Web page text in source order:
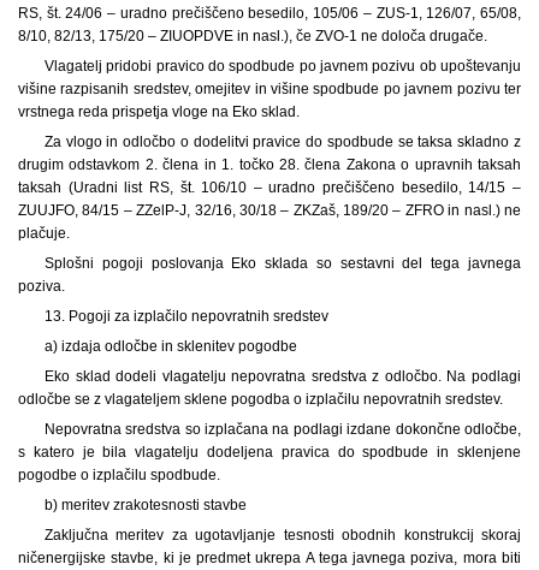
RS, št. 24/06 – uradno prečiščeno besedilo, 105/06 – ZUS-1, 126/07, 65/08,
8/10, 82/13, 175/20 – ZIUOPDVE in nasl.), če ZVO-1 ne določa drugače.
Vlagatelj pridobi pravico do spodbude po javnem pozivu ob upoštevanju
višine razpisanih sredstev, omejitev in višine spodbude po javnem pozivu ter
vrstnega reda prispetja vloge na Eko sklad.
Za vlogo in odločbo o dodelitvi pravice do spodbude se taksa skladno z
drugim odstavkom 2. člena in 1. točko 28. člena Zakona o upravnih taksah
taksah (Uradni list RS, št. 106/10 – uradno prečiščeno besedilo, 14/15 –
ZUUJFO, 84/15 – ZZelP-J, 32/16, 30/18 – ZKZaš, 189/20 – ZFRO in nasl.) ne
plačuje.
Splošni pogoji poslovanja Eko sklada so sestavni del tega javnega
poziva.
13. Pogoji za izplačilo nepovratnih sredstev
a) izdaja odločbe in sklenitev pogodbe
Eko sklad dodeli vlagatelju nepovratna sredstva z odločbo. Na podlagi
odločbe se z vlagateljem sklene pogodba o izplačilu nepovratnih sredstev.
Nepovratna sredstva so izplačana na podlagi izdane dokončne odločbe,
s katero je bila vlagatelju dodeljena pravica do spodbude in sklenjene
pogodbe o izplačilu spodbude.
b) meritev zrakotesnosti stavbe
Zaključna meritev za ugotavljanje tesnosti obodnih konstrukcij skoraj
ničenergijske stavbe, ki je predmet ukrepa A tega javnega poziva, mora biti